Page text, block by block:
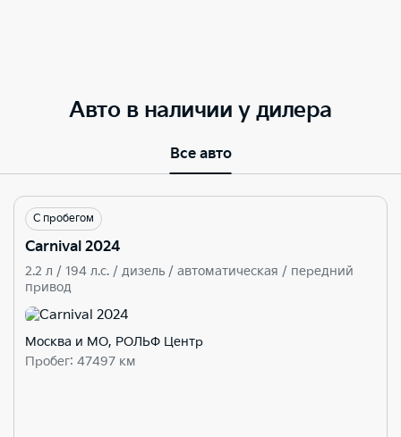
Авто в наличии у дилера
Все авто
С пробегом
Carnival 2024
2.2 л / 194 л.c. / дизель / автоматическая / передний
привод
Москва и МО, РОЛЬФ Центр
Пробег: 47497 км